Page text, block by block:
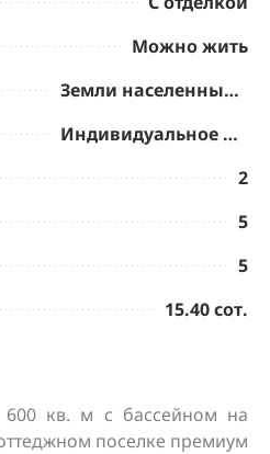
Можно жить
Земли населенных пунктов
Индивидуальное жилищное строительство
2
5
5
15.40 сот.
кв. м с бассейном на
поселке премиум